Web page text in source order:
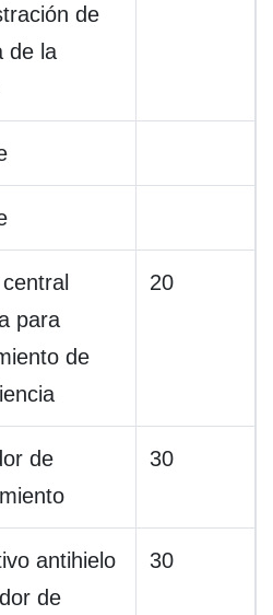
de
de la
para
de
20
de
30
antihielo
de
30